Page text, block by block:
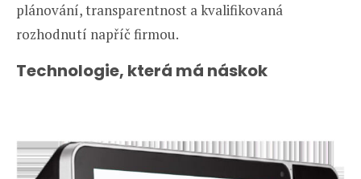
plánování, transparentnost a kvalifikovaná
rozhodnutí napříč firmou.
Technologie, která má náskok